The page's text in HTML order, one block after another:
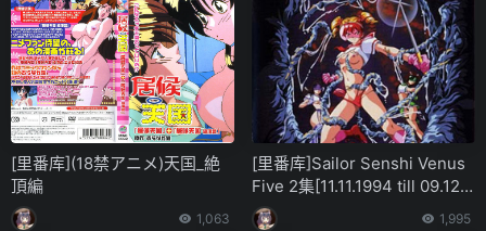
[里番库](18禁アニメ)天国_絶
頂編
1,063
[里番库]Sailor Senshi Venus
Five 2集[11.11.1994 till 09.12.1
994][OVA, 2 episodes]
1,995